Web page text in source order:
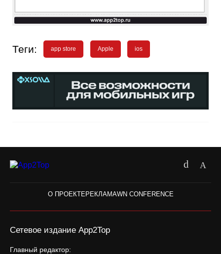
Теги: app store Apple ios
О ПРОЕКТЕ РЕКЛАМАWN CONFERENCE
Сетевое издание App2Top
Главный редактор: